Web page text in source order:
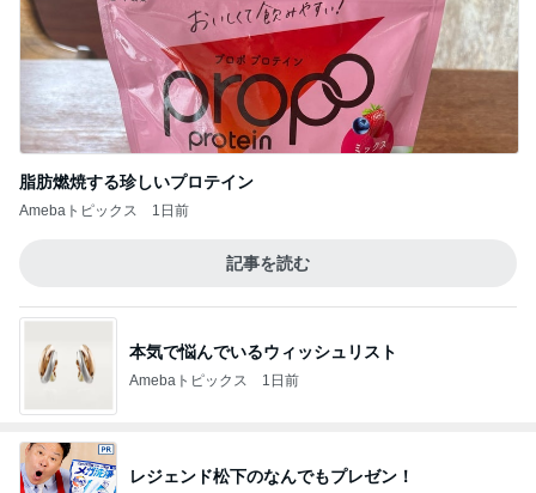
脂肪燃焼する珍しいプロテイン
Amebaトピックス 1日前
記事を読む
本気で悩んでいるウィッシュリスト
Amebaトピックス 1日前
レジェンド松下のなんでもプレゼン！